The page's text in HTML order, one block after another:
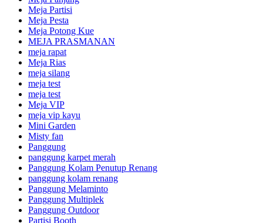
Meja Partisi
Meja Pesta
Meja Potong Kue
MEJA PRASMANAN
meja rapat
Meja Rias
meja silang
meja test
meja test
Meja VIP
meja vip kayu
Mini Garden
Misty fan
Panggung
panggung karpet merah
Panggung Kolam Penutup Renang
panggung kolam renang
Panggung Melaminto
Panggung Multiplek
Panggung Outdoor
Partisi Booth